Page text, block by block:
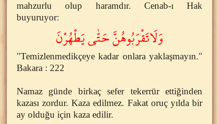
mahzurlu olup haramdır. Cenab-ı Hak
buyuruyor:
وَلَاتَقْرَبُوهُنَّ حَتّٰى يَطْهُرْنَ
"Temizlenmedikçeye kadar onlara yaklaşmayın."
Bakara : 222
Namaz günde birkaç sefer tekerrür ettiğinden
kazası zordur. Kaza edilmez. Fakat oruç yılda bir
ay olduğu için kaza edilir.